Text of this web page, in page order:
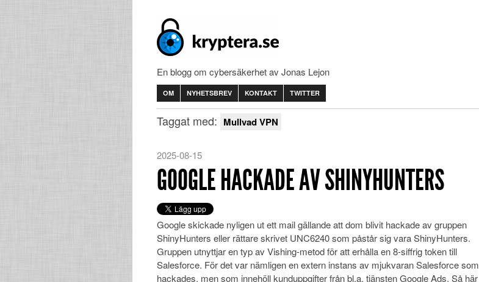
En blogg om cybersäkerhet av Jonas Lejon
OM NYHETSBREV KONTAKT TWITTER
Taggat med: Mullvad VPN
2025-08-15
GOOGLE HACKADE AV SHINYHUNTERS
Google skickade nyligen ut ett mail gällande att dom blivit hackade av gruppen
ShinyHunters eller rättare skrivet UNC6240 som påstår sig vara ShinyHunters.
Gruppen utnyttjar en typ av Vishing-metod för att erhålla en 8-siffrig token till
Salesforce. För det var nämligen en extern instans av mjukvaran Salesforce som
hackades, men som innehöll kunduppgifter från bl.a. tjänsten Google Ads. Så här